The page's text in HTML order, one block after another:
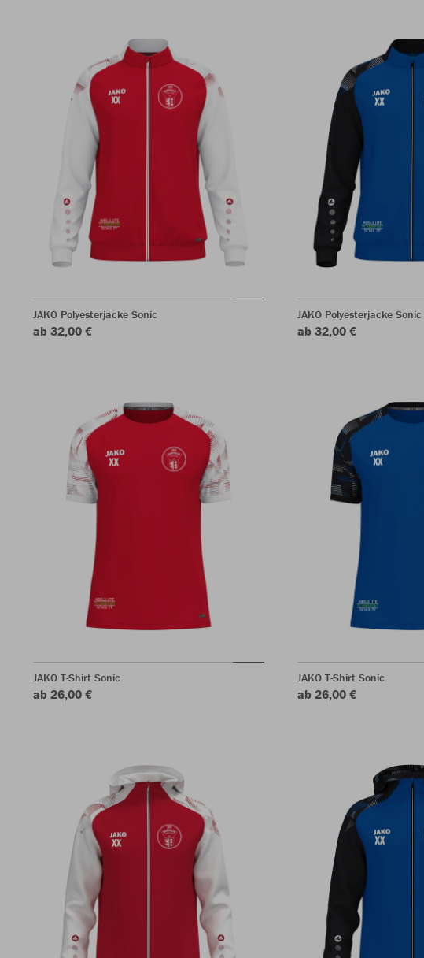
JAKO Polyesterjacke Sonic
ab 32,00 €
JAKO Polyesterjacke Sonic
ab 32,00 €
JAKO T-Shirt Sonic
ab 26,00 €
JAKO T-Shirt Sonic
ab 26,00 €